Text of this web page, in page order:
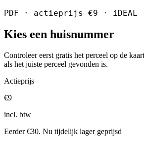
PDF · actieprijs €9 · iDEAL
Kies een huisnummer
Controleer eerst gratis het perceel op de
als het juiste perceel gevonden is.
Actieprijs
€9
incl. btw
Eerder €30. Nu tijdelijk lager geprijsd